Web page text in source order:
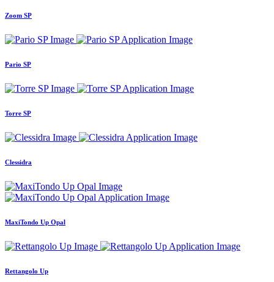
Zoom SP
Pario SP
Torre SP
Clessidra
MaxiTondo Up Opal
Rettangolo Up